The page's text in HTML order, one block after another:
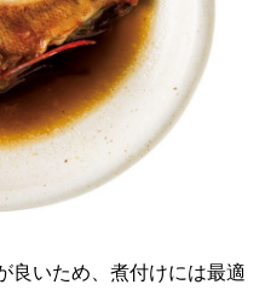
良いため、煮付けには最適